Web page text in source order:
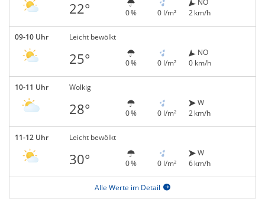
22° 0 % 0 l/m²
2 km/h
09-10 Uhr Leicht bewölkt
25° 0 % 0 l/m²
NO
0 km/h
10-11 Uhr Wolkig
28° 0 % 0 l/m²
W
2 km/h
11-12 Uhr Leicht bewölkt
30° 0 % 0 l/m²
W
6 km/h
Alle Werte im Detail